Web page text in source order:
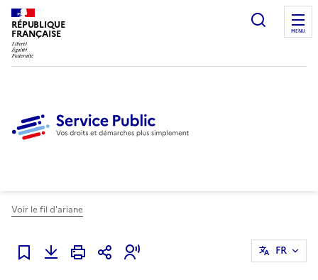
RÉPUBLIQUE
FRANÇAISE
Ouvrir
MENU
Voir le fil d'ariane
Ajouter à mes favoris
FR